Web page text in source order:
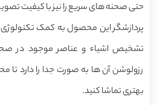
حتی صحنه های سریع را نیز با کیفیت
تشخیص اشیاء و عناصر موجود در
رزولوشن آن ها به صورت جدا را دارد تا
بهتری تماشا کنید.